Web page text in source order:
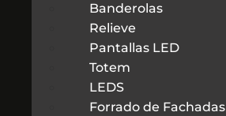
Banderolas
Relieve
Pantallas LED
Totem
LEDS
Forrado de Fachadas